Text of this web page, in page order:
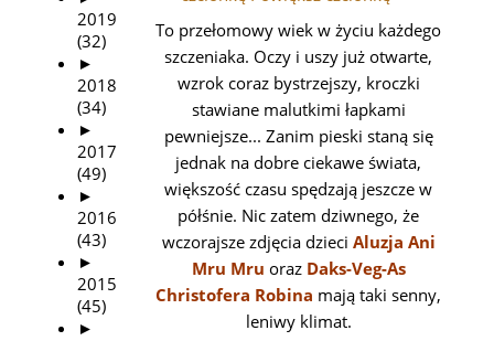
To przełomowy wiek w życiu każdego
szczeniaka. Oczy i uszy już otwarte,
wzrok coraz bystrzejszy, kroczki
stawiane malutkimi łapkami
pewniejsze... Zanim pieski staną się
jednak na dobre ciekawe świata,
większość czasu spędzają jeszcze w
półśnie. Nic zatem dziwnego, że
wczorajsze zdjęcia dzieci Aluzja Ani
Mru Mru oraz Daks-Veg-As
Christofera Robina mają taki senny,
leniwy klimat.
2019
(32)
►
2018
(34)
►
2017
(49)
►
2016
(43)
►
2015
(45)
►